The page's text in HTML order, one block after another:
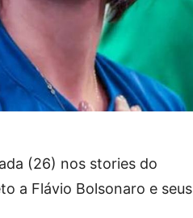
(26) nos stories do
a Flávio Bolsonaro e seus